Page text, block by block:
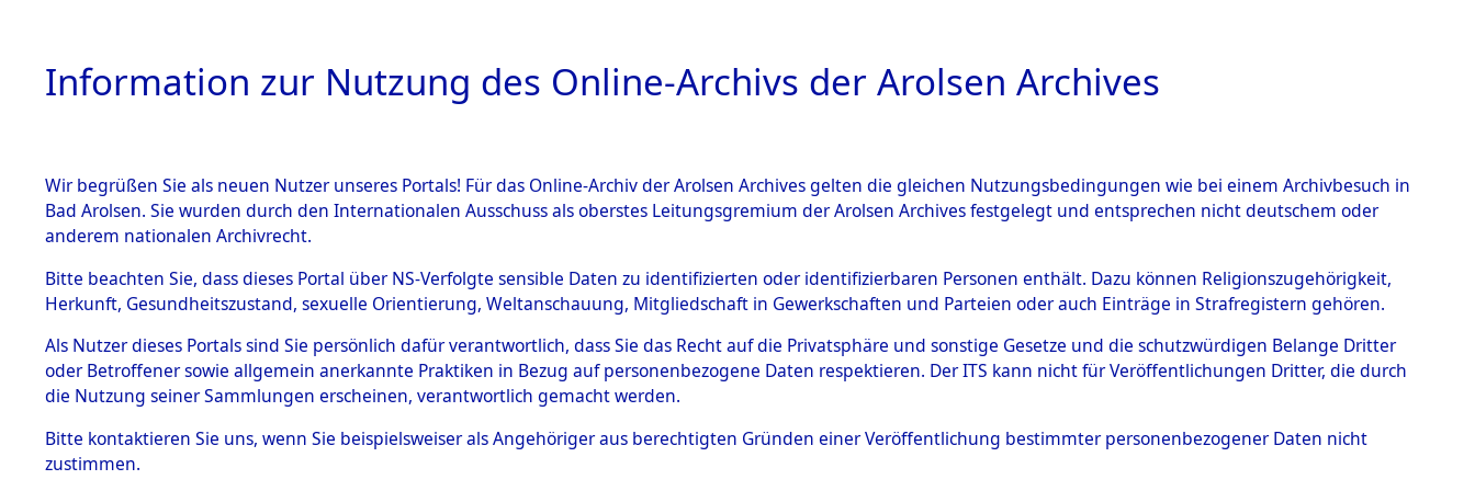
HOME BESTANDSBESCHREIBUNG ARCHIVALE ÜBERSICHT BILD
BESTÄNDE
Inhaftierungsdoku
mente
5. Verschiedenes
Todesmärsche
5.3.1 Alliierte
Evakuierung des Konzentrationslagers Flossenbürg und seiner
Außenkommandos→0057 (84619129)
0057 (84619129)
Information zur Nutzung des Online-Archivs der Arolsen Archives
Wir begrüßen Sie als neuen Nutzer unseres Portals! Für das Online-Archiv der Arolsen Archives gelten die gleichen Nutzungsbedingungen wie bei einem Archivbesuch in
Bad Arolsen. Sie wurden durch den Internationalen Ausschuss als oberstes Leitungsgremium der Arolsen Archives festgelegt und entsprechen nicht deutschem oder
anderem nationalen Archivrecht.
Bitte beachten Sie, dass dieses Portal über NS-Verfolgte sensible Daten zu identifizierten oder identifizierbaren Personen enthält. Dazu können Religionszugehörigkeit,
Herkunft, Gesundheitszustand, sexuelle Orientierung, Weltanschauung, Mitgliedschaft in Gewerkschaften und Parteien oder auch Einträge in Strafregistern gehören.
Als Nutzer dieses Portals sind Sie persönlich dafür verantwortlich, dass Sie das Recht auf die Privatsphäre und sonstige Gesetze und die schutzwürdigen Belange Dritter
oder Betroffener sowie allgemein anerkannte Praktiken in Bezug auf personenbezogene Daten respektieren. Der ITS kann nicht für Veröffentlichungen Dritter, die durch
die Nutzung seiner Sammlungen erscheinen, verantwortlich gemacht werden.
Bitte kontaktieren Sie uns, wenn Sie beispielsweiser als Angehöriger aus berechtigten Gründen einer Veröffentlichung bestimmter personenbezogener Daten nicht
zustimmen.